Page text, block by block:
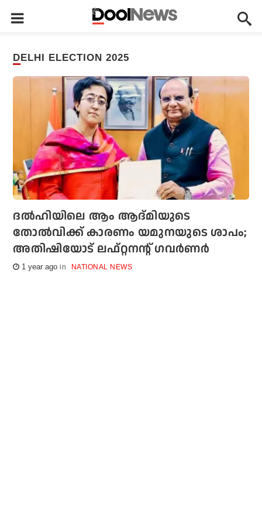
DELHI ELECTION 2025
ദല്‍ഹിയിലെ ആം ആദ്മിയുടെ
തോല്‍വിക്ക് കാരണം യമുനയുടെ ശാപം;
അതിഷിയോട് ലഫ്റ്റനന്റ് ഗവര്‍ണര്‍
1 year ago NATIONAL NEWS